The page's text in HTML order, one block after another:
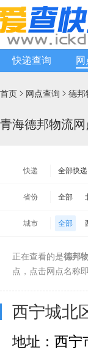
快递查询
首页  网点查询  德邦
青海德邦物流
快递 全部快递
增益快
中铁物
省份 全部
江苏
海南
台湾省
城市 全部
正在查看的是德邦
点，点击网点名称
西宁城北
地址：西宁